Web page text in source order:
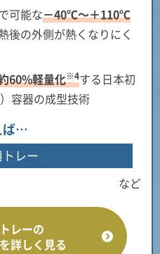
可能な－40℃～＋110℃
後の外側が熱くなりにく
60%軽量化※4する日本初
容器の成型技術
ば…
レー
など
レーの
詳しく見る